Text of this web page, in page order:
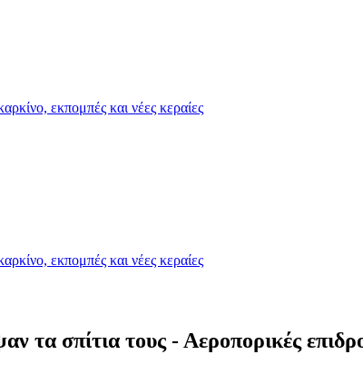
εκπομπές και νέες κεραίες
εκπομπές και νέες κεραίες
τα σπίτια τους - Αεροπορικές